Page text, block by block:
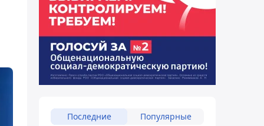
Последние Популярные